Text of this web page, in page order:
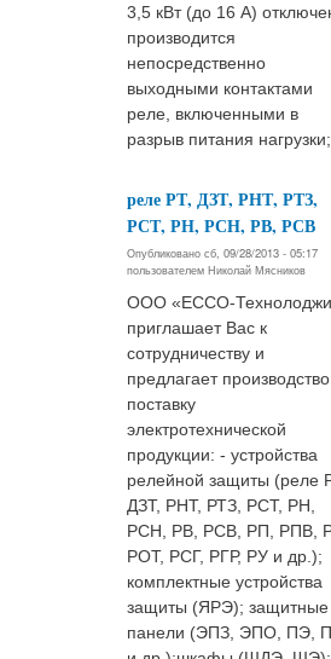
3,5 кВт (до 16 А)
производится
непосредственно
выходными контактами
реле, включенными в
разрыв питания нагрузки;
реле РТ, ДЗТ, РНТ, РТЗ,
РСТ, РН, РСН, РВ, РСВ
Опубликовано сб, 09/28/2013 - 05:17
пользователем Николай Мясников
ООО «ЕССО-
приглашает Вас к
сотрудничеству и
предлагает
поставку
электротехнической
продукции: - устройства
релейной защиты (реле
ДЗТ, РНТ, РТЗ, РСТ, РН,
РСН, РВ, РСВ, РП, РПВ,
РОТ, РСГ, РГР, РУ и др.);
комплектные устройства
защиты (ЯРЭ); защитные
панели (ЭПЗ, ЭПО, ПЭ,